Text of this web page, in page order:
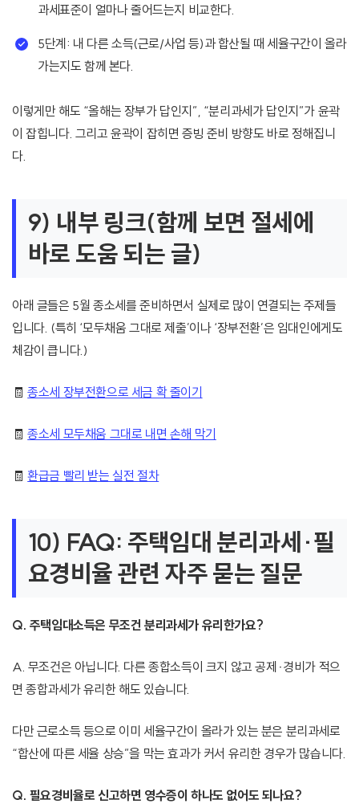
과세표준이 얼마나 줄어드는지 비교한다.
5단계: 내 다른 소득(근로/사업 등)과 합산될 때 세율구간이 올라
가는지도 함께 본다.
이렇게만 해도 “올해는 장부가 답인지”, “분리과세가 답인지”가 윤곽
이 잡힙니다. 그리고 윤곽이 잡히면 증빙 준비 방향도 바로 정해집니
다.
9) 내부 링크(함께 보면 절세에
바로 도움 되는 글)
아래 글들은 5월 종소세를 준비하면서 실제로 많이 연결되는 주제들
입니다. (특히 ‘모두채움 그대로 제출’이나 ‘장부전환’은 임대인에게도
체감이 큽니다.)
🧾종소세 장부전환으로 세금 확 줄이기
🧾종소세 모두채움 그대로 내면 손해 막기
🧾환급금 빨리 받는 실전 절차
10) FAQ: 주택임대 분리과세·필
요경비율 관련 자주 묻는 질문
Q. 주택임대소득은 무조건 분리과세가 유리한가요?
A. 무조건은 아닙니다. 다른 종합소득이 크지 않고 공제·경비가 적으
면 종합과세가 유리한 해도 있습니다.
다만 근로소득 등으로 이미 세율구간이 올라가 있는 분은 분리과세로
“합산에 따른 세율 상승”을 막는 효과가 커서 유리한 경우가 많습니다.
Q. 필요경비율로 신고하면 영수증이 하나도 없어도 되나요?